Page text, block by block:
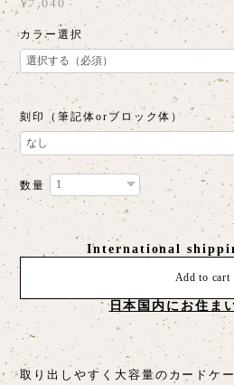
¥7,040
カラー選択
刻印（筆記体orブロック体）
数量
International
Add to cart
日本国内にお住ま
取り出しやすく大容量のカードケ